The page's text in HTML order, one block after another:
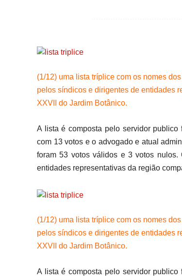
(1/12) uma lista tríplice com os nomes
pelos síndicos e dirigentes de entidades
XXVII do Jardim Botânico.
A lista é composta pelo servidor
com 13 votos e o advogado e atual
foram 53 votos válidos e 3 votos
entidades representativas da região
(1/12) uma lista tríplice com os nomes
pelos síndicos e dirigentes de entidades
XXVII do Jardim Botânico.
A lista é composta pelo servidor